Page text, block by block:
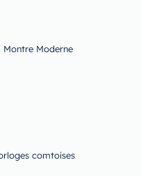
Montre Moderne
comtoises